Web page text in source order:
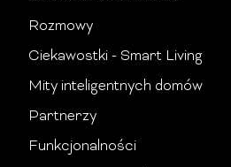
Rozmowy
Ciekawostki - Smart Living
Mity inteligentnych domów
Partnerzy
Funkcjonalności